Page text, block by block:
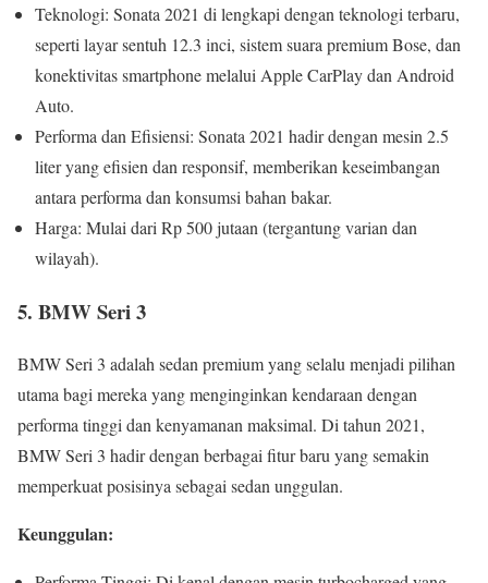
Teknologi: Sonata 2021 di lengkapi dengan teknologi terbaru,
seperti layar sentuh 12.3 inci, sistem suara premium Bose, dan
konektivitas smartphone melalui Apple CarPlay dan Android
Auto.
Performa dan Efisiensi: Sonata 2021 hadir dengan mesin 2.5
liter yang efisien dan responsif, memberikan keseimbangan
antara performa dan konsumsi bahan bakar.
Harga: Mulai dari Rp 500 jutaan (tergantung varian dan
wilayah).
5. BMW Seri 3
BMW Seri 3 adalah sedan premium yang selalu menjadi pilihan
utama bagi mereka yang menginginkan kendaraan dengan
performa tinggi dan kenyamanan maksimal. Di tahun 2021,
BMW Seri 3 hadir dengan berbagai fitur baru yang semakin
memperkuat posisinya sebagai sedan unggulan.
Keunggulan: